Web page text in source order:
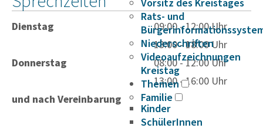
Vorsitz des Kreistages
Rats- und
Niederschriften
Videoaufzeichnungen
Kreistag
Themen
Familie
Kinder
SchülerInnen
Dienstag
09:00 - 12:00 Uhr
13:00 - 18:00 Uhr
Donnerstag
08:00 - 12:00 Uhr
13:00 - 16:00 Uhr
und nach Vereinbarung